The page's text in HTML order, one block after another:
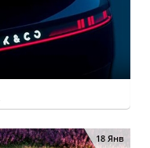
18 Янв